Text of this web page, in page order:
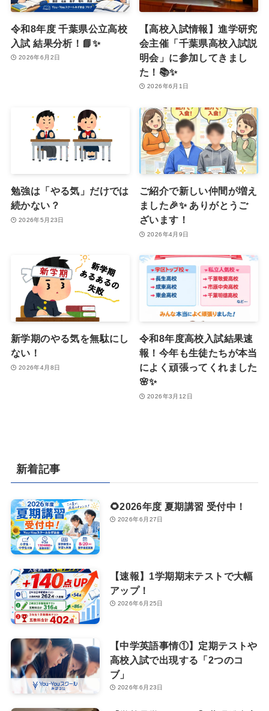
令和8年度 千葉県公立高校
入試 結果分析！📘✨
2026年6月2日
【高校入試情報】進学研究
会主催「千葉県高校入試説
明会」に参加してきまし
た！📚✨
2026年6月1日
勉強は「やる気」だけでは
続かない？
2026年5月23日
ご紹介で新しい仲間が増え
ました🎉✨ ありがとうご
ざいます！
2026年4月9日
新学期のやる気を無駄にし
ない！
2026年4月8日
令和8年度高校入試結果速
報！今年も生徒たちが本当
によく頑張ってくれました
🌸✨
2026年3月12日
新着記事
🌻2026年度 夏期講習 受付中！
2026年6月27日
【速報】1学期期末テストで大幅
アップ！
2026年6月25日
【中学英語事情①】定期テストや
高校入試で出現する「2つのコ
ブ」
2026年6月23日